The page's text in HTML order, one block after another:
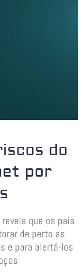
do
por
que os pais
de perto as
e para alertá-los